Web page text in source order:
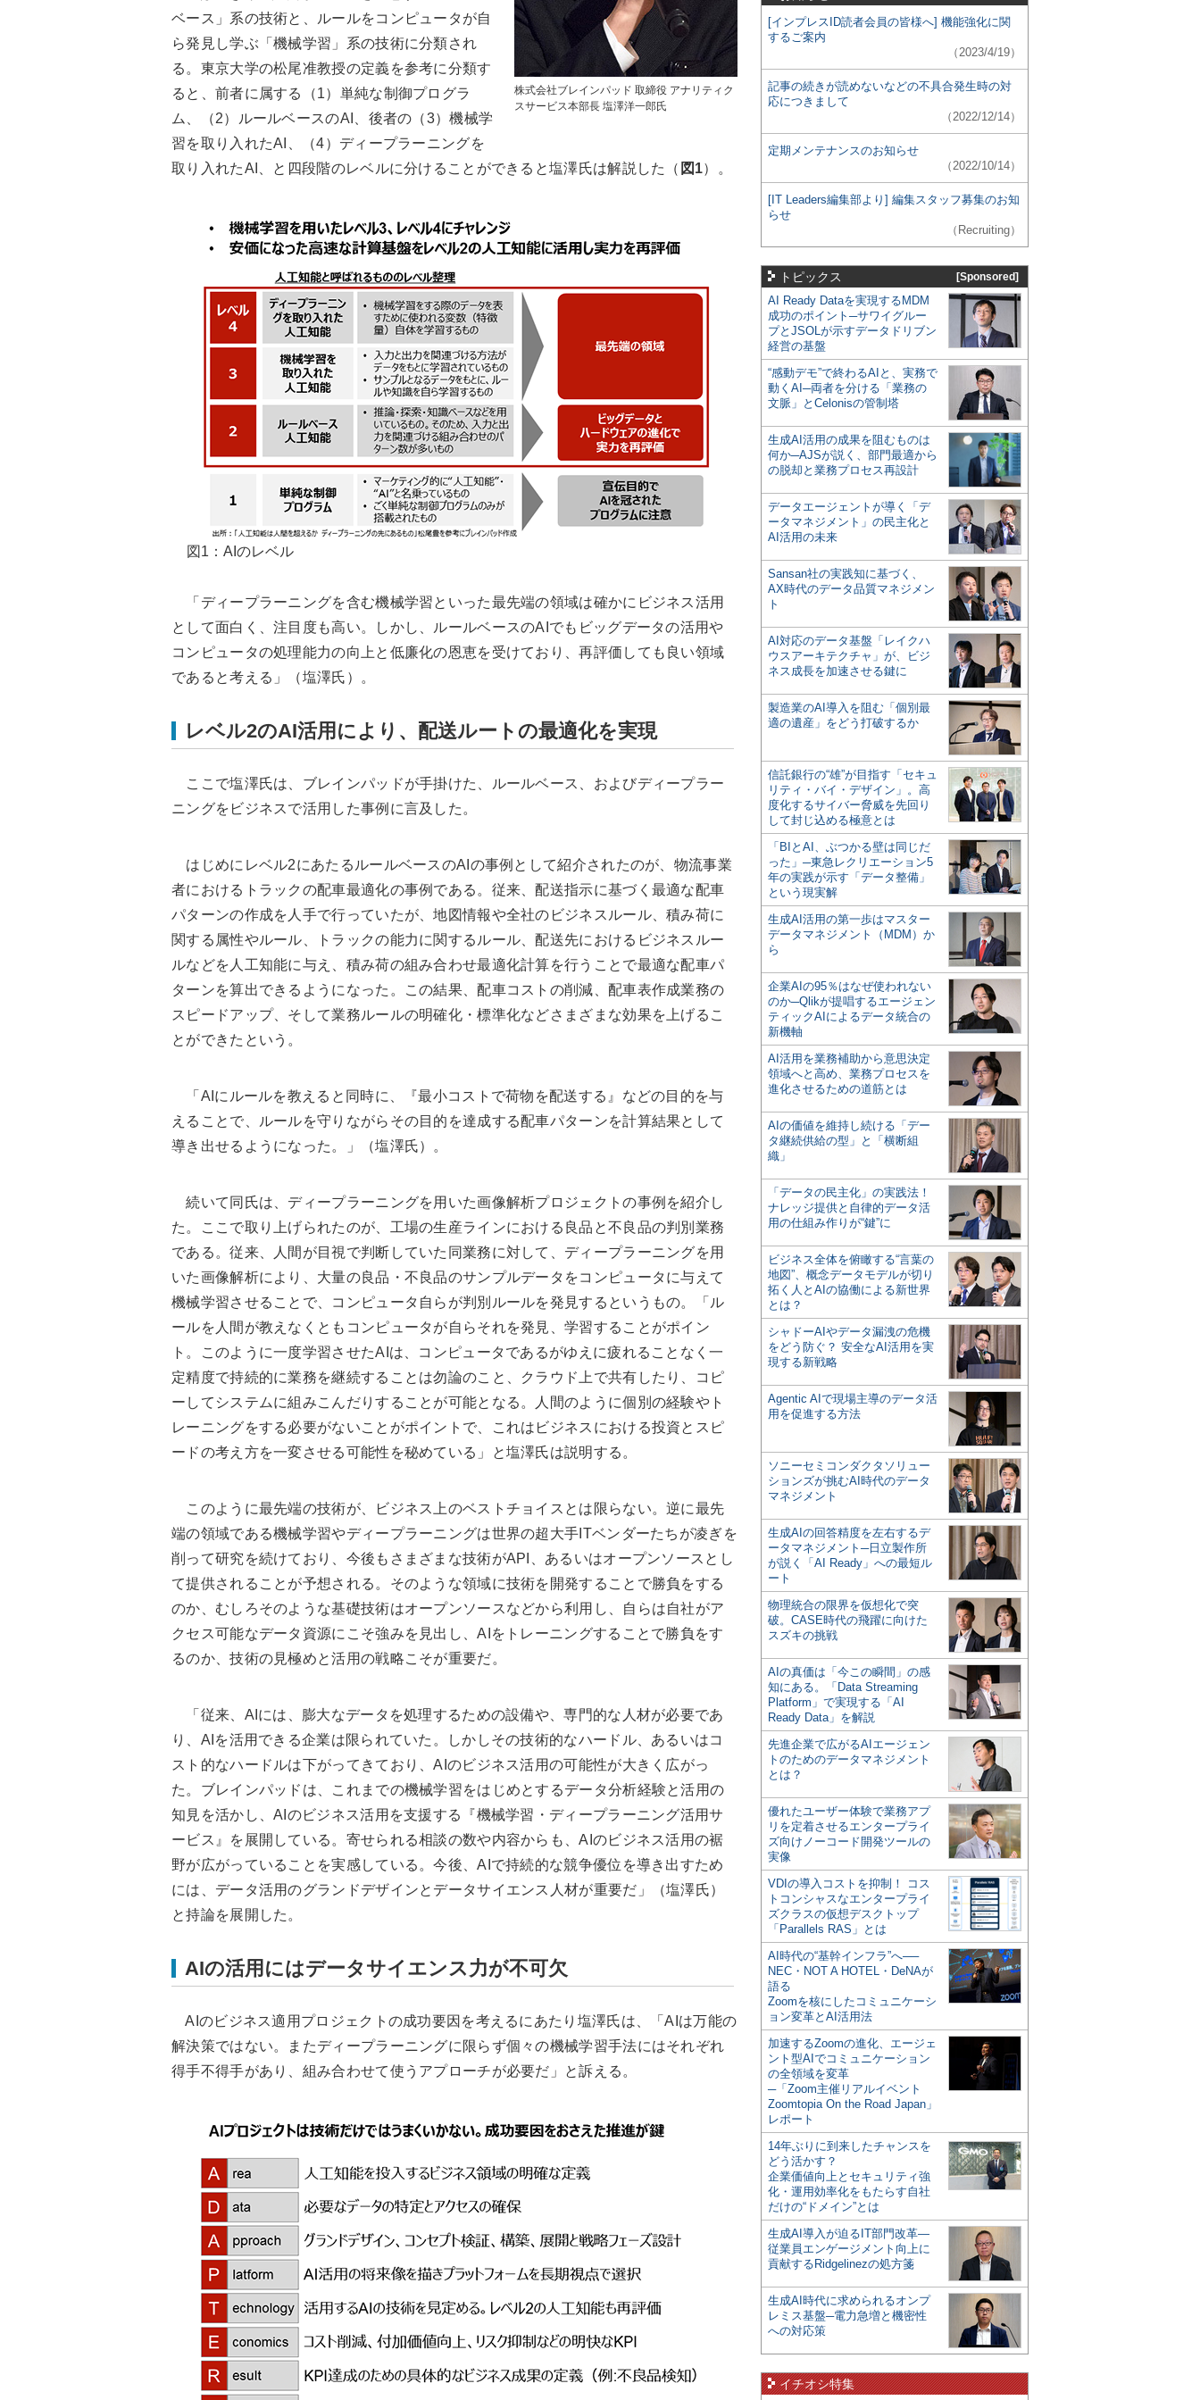
株式会社ブレインパッド 取締役 アナリティク
スサービス本部長 塩澤洋一郎氏
ベース」系の技術と、ルールをコンピュータが自
ら発見し学ぶ「機械学習」系の技術に分類され
る。東京大学の松尾准教授の定義を参考に分類す
ると、前者に属する（1）単純な制御プログラ
ム、（2）ルールベースのAI、後者の（3）機械学
習を取り入れたAI、（4）ディープラーニングを
取り入れたAI、と四段階のレベルに分けることができると塩澤氏は解説した（ 図1）。
図1：AIのレベル
「ディープラーニングを含む機械学習といった最先端の領域は確かにビジネス活用
として面白く、注目度も高い。しかし、ルールベースのAIでもビッグデータの活用や
コンピュータの処理能力の向上と低廉化の恩恵を受けており、再評価しても良い領域
であると考える」（塩澤氏）。
レベル2のAI活用により、配送ルートの最適化を実現
ここで塩澤氏は、ブレインパッドが手掛けた、ルールベース、およびディープラー
ニングをビジネスで活用した事例に言及した。
はじめにレベル2にあたるルールベースのAIの事例として紹介されたのが、物流事業
者におけるトラックの配車最適化の事例である。従来、配送指示に基づく最適な配車
パターンの作成を人手で行っていたが、地図情報や全社のビジネスルール、積み荷に
関する属性やルール、トラックの能力に関するルール、配送先におけるビジネスルー
ルなどを人工知能に与え、積み荷の組み合わせ最適化計算を行うことで最適な配車パ
ターンを算出できるようになった。この結果、配車コストの削減、配車表作成業務の
スピードアップ、そして業務ルールの明確化・標準化などさまざまな効果を上げるこ
とができたという。
「AIにルールを教えると同時に、『最小コストで荷物を配送する』などの目的を与
えることで、ルールを守りながらその目的を達成する配車パターンを計算結果として
導き出せるようになった。」（塩澤氏）。
続いて同氏は、ディープラーニングを用いた画像解析プロジェクトの事例を紹介し
た。ここで取り上げられたのが、工場の生産ラインにおける良品と不良品の判別業務
である。従来、人間が目視で判断していた同業務に対して、ディープラーニングを用
いた画像解析により、大量の良品・不良品のサンプルデータをコンピュータに与えて
機械学習させることで、コンピュータ自らが判別ルールを発見するというもの。「ル
ールを人間が教えなくともコンピュータが自らそれを発見、学習することがポイン
ト。このように一度学習させたAIは、コンピュータであるがゆえに疲れることなく一
定精度で持続的に業務を継続することは勿論のこと、クラウド上で共有したり、コピ
ーしてシステムに組みこんだりすることが可能となる。人間のように個別の経験やト
レーニングをする必要がないことがポイントで、これはビジネスにおける投資とスピ
ードの考え方を一変させる可能性を秘めている」と塩澤氏は説明する。
このように最先端の技術が、ビジネス上のベストチョイスとは限らない。逆に最先
端の領域である機械学習やディープラーニングは世界の超大手ITベンダーたちが凌ぎを
削って研究を続けており、今後もさまざまな技術がAPI、あるいはオープンソースとし
て提供されることが予想される。そのような領域に技術を開発することで勝負をする
のか、むしろそのような基礎技術はオープンソースなどから利用し、自らは自社がア
クセス可能なデータ資源にこそ強みを見出し、AIをトレーニングすることで勝負をす
るのか、技術の見極めと活用の戦略こそが重要だ。
「従来、AIには、膨大なデータを処理するための設備や、専門的な人材が必要であ
り、AIを活用できる企業は限られていた。しかしその技術的なハードル、あるいはコ
スト的なハードルは下がってきており、AIのビジネス活用の可能性が大きく広がっ
た。ブレインパッドは、これまでの機械学習をはじめとするデータ分析経験と活用の
知見を活かし、AIのビジネス活用を支援する『機械学習・ディープラーニング活用サ
ービス』を展開している。寄せられる相談の数や内容からも、AIのビジネス活用の裾
野が広がっていることを実感している。今後、AIで持続的な競争優位を導き出すため
には、データ活用のグランドデザインとデータサイエンス人材が重要だ」（塩澤氏）
と持論を展開した。
AIの活用にはデータサイエンス力が不可欠
AIのビジネス適用プロジェクトの成功要因を考えるにあたり塩澤氏は、「AIは万能の
解決策ではない。またディープラーニングに限らず個々の機械学習手法にはそれぞれ
得手不得手があり、組み合わせて使うアプローチが必要だ」と訴える。
[インプレスID読者会員の皆様へ] 機能強化に関
するご案内
（2023/4/19）
記事の続きが読めないなどの不具合発生時の対
応につきまして
（2022/12/14）
定期メンテナンスのお知らせ
（2022/10/14）
[IT Leaders編集部より] 編集スタッフ募集のお知
らせ
（Recruiting）
トピックス [Sponsored]
AI Ready Dataを実現するMDM
成功のポイント─サワイグルー
プとJSOLが示すデータドリブン
経営の基盤
“感動デモ”で終わるAIと、実務で
動くAI─両者を分ける「業務の
文脈」とCelonisの管制塔
生成AI活用の成果を阻むものは
何か─AJSが説く、部門最適から
の脱却と業務プロセス再設計
データエージェントが導く「デ
ータマネジメント」の民主化と
AI活用の未来
Sansan社の実践知に基づく、
AX時代のデータ品質マネジメン
ト
AI対応のデータ基盤「レイクハ
ウスアーキテクチャ」が、ビジ
ネス成長を加速させる鍵に
製造業のAI導入を阻む「個別最
適の遺産」をどう打破するか
信託銀行の“雄”が目指す「セキュ
リティ・バイ・デザイン」。高
度化するサイバー脅威を先回り
して封じ込める極意とは
「BIとAI、ぶつかる壁は同じだ
った」─東急レクリエーション5
年の実践が示す「データ整備」
という現実解
生成AI活用の第一歩はマスター
データマネジメント（MDM）か
ら
企業AIの95％はなぜ使われない
のか─Qlikが提唱するエージェン
ティックAIによるデータ統合の
新機軸
AI活用を業務補助から意思決定
領域へと高め、業務プロセスを
進化させるための道筋とは
AIの価値を維持し続ける「デー
タ継続供給の型」と「横断組
織」
「データの民主化」の実践法！
ナレッジ提供と自律的データ活
用の仕組み作りが“鍵”に
ビジネス全体を俯瞰する“言葉の
地図”、概念データモデルが切り
拓く人とAIの協働による新世界
とは？
シャドーAIやデータ漏洩の危機
をどう防ぐ？ 安全なAI活用を実
現する新戦略
Agentic AIで現場主導のデータ活
用を促進する方法
ソニーセミコンダクタソリュー
ションズが挑むAI時代のデータ
マネジメント
生成AIの回答精度を左右するデ
ータマネジメント─日立製作所
が説く「AI Ready」への最短ル
ート
物理統合の限界を仮想化で突
破。CASE時代の飛躍に向けた
スズキの挑戦
AIの真価は「今この瞬間」の感
知にある。「Data Streaming
Platform」で実現する「AI
Ready Data」を解説
先進企業で広がるAIエージェン
トのためのデータマネジメント
とは？
優れたユーザー体験で業務アプ
リを定着させるエンタープライ
ズ向けノーコード開発ツールの
実像
VDIの導入コストを抑制！ コス
トコンシャスなエンタープライ
ズクラスの仮想デスクトップ
「Parallels RAS」とは
AI時代の“基幹インフラ”へ──
NEC・NOT A HOTEL・DeNAが
語る
Zoomを核にしたコミュニケーシ
ョン変革とAI活用法
加速するZoomの進化、エージェ
ント型AIでコミュニケーション
の全領域を変革
─「Zoom主催リアルイベント
Zoomtopia On the Road Japan」
レポート
14年ぶりに到来したチャンスを
どう活かす？
企業価値向上とセキュリティ強
化・運用効率化をもたらす自社
だけの“ドメイン”とは
生成AI導入が迫るIT部門改革―
従業員エンゲージメント向上に
貢献するRidgelinezの処方箋
生成AI時代に求められるオンプ
レミス基盤─電力急増と機密性
への対応策
イチオシ特集